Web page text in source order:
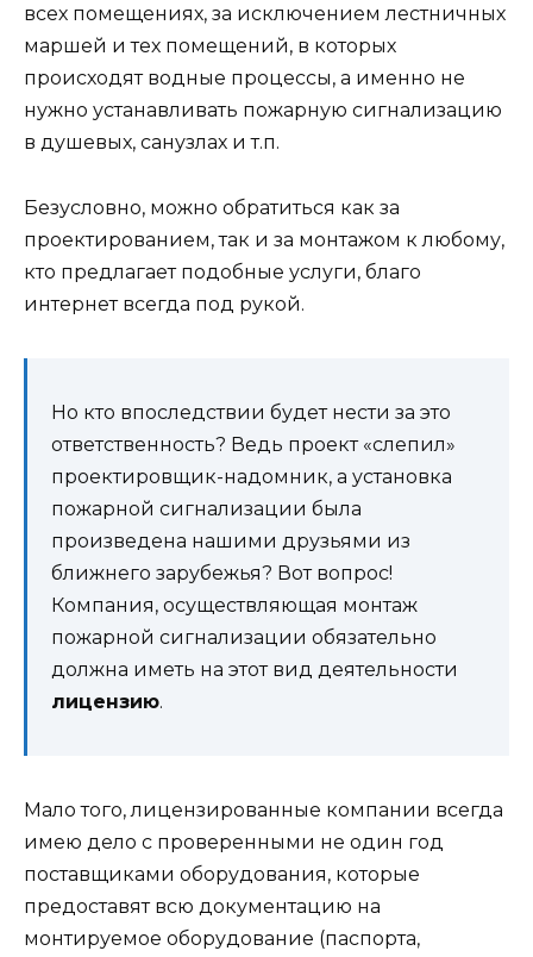
всех помещениях, за исключением лестничных
маршей и тех помещений, в которых
происходят водные процессы, а именно не
нужно устанавливать пожарную сигнализацию
в душевых, санузлах и т.п.
Безусловно, можно обратиться как за
проектированием, так и за монтажом к любому,
кто предлагает подобные услуги, благо
интернет всегда под рукой.
Но кто впоследствии будет нести за это
ответственность? Ведь проект «слепил»
проектировщик-надомник, а установка
пожарной сигнализации была
произведена нашими друзьями из
ближнего зарубежья? Вот вопрос!
Компания, осуществляющая монтаж
пожарной сигнализации обязательно
должна иметь на этот вид деятельности
лицензию.
Мало того, лицензированные компании всегда
имею дело с проверенными не один год
поставщиками оборудования, которые
предоставят всю документацию на
монтируемое оборудование (паспорта,